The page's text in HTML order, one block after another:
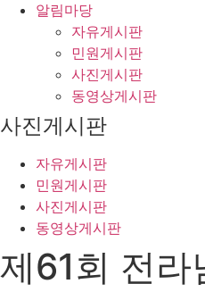
알림마당
자유게시판
민원게시판
사진게시판
동영상게시판
사진게시판
자유게시판
민원게시판
사진게시판
동영상게시판
제61회 전라